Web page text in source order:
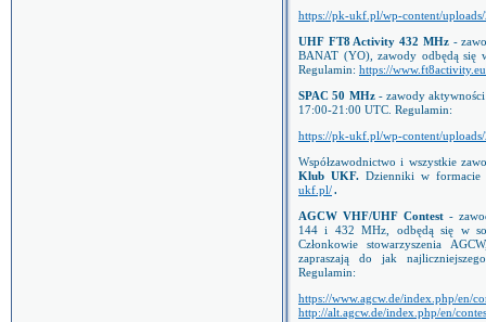
https://pk-ukf.pl/wp-content/
UHF FT8 Activity 432 MHz -
BANAT (YO), zawody odbędą się
Regulamin: https://
SPAC 50 MHz- zawody aktywności
17:00-21:00 UTC. Regulamin:
https://pk-ukf.pl/wp-content/
Współzawodnictwo i wszystkie
Klub UKF. Dzienniki w formacie
ukf.pl/.
AGCW VHF/UHF Contest -
144 i 432 MHz, odbędą się w
Członkowie stowarzyszenia
zapraszają do jak
Regulamin:
https://www.agcw.de/index.php/en/
http://alt.agcw.de/index.php/en/